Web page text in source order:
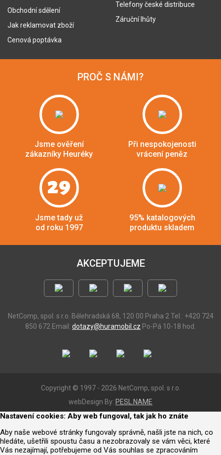
Obchodní sdělení
Jak reklamovat zboží
Cenová poptávka
Telefony české distribuce
Záruční lhůty
PROČ S NÁMI?
Jsme ověření
zákazníky Heuréky
Při nespokojenosti
vrácení peněz
29
Jsme tady už
od roku 1997
95% katalogových
produktu skladem
AKCEPTUJEME
NetComp, spol. s r.o. Bělehradská 68, 120 00 Praha 2 Tel.: +420 724
850 672 Email: dotazy@huramobil.cz Po-Pá 10-18 hod.
Copyright © 1997 - 2026 NetComp, spol. s r.o.
webDesign By: PESL.NAME
Nastavení cookies: Aby web fungoval, tak jak ho znáte
Aby naše webové stránky fungovaly správně, našli jste na nich, co
hledáte, ušetřili spoustu času a nezobrazovaly se vám věci, které
Vás nezajímají, potřebujeme od Vás souhlas se zpracováním